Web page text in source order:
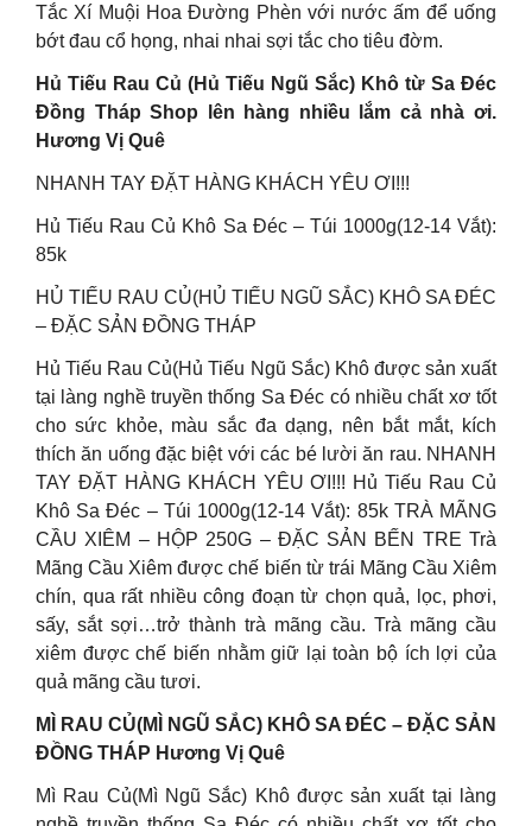
Tắc Xí Muội Hoa Đường Phèn với nước ấm để uống
bớt đau cổ họng, nhai nhai sợi tắc cho tiêu đờm.
Hủ Tiếu Rau Củ (Hủ Tiếu Ngũ Sắc) Khô từ Sa Đéc
Đồng Tháp Shop lên hàng nhiều lắm cả nhà ơi.
Hương Vị Quê
NHANH TAY ĐẶT HÀNG KHÁCH YÊU ƠI!!!
Hủ Tiếu Rau Củ Khô Sa Đéc – Túi 1000g(12-14 Vắt):
85k
HỦ TIẾU RAU CỦ(HỦ TIẾU NGŨ SẮC) KHÔ SA ĐÉC
– ĐẶC SẢN ĐỒNG THÁP
Hủ Tiếu Rau Củ(Hủ Tiếu Ngũ Sắc) Khô được sản xuất
tại làng nghề truyền thống Sa Đéc có nhiều chất xơ tốt
cho sức khỏe, màu sắc đa dạng, nên bắt mắt, kích
thích ăn uống đặc biệt với các bé lười ăn rau. NHANH
TAY ĐẶT HÀNG KHÁCH YÊU ƠI!!! Hủ Tiếu Rau Củ
Khô Sa Đéc – Túi 1000g(12-14 Vắt): 85k TRÀ MÃNG
CẦU XIÊM – HỘP 250G – ĐẶC SẢN BẾN TRE Trà
Mãng Cầu Xiêm được chế biến từ trái Mãng Cầu Xiêm
chín, qua rất nhiều công đoạn từ chọn quả, lọc, phơi,
sấy, sắt sợi…trở thành trà mãng cầu. Trà mãng cầu
xiêm được chế biến nhằm giữ lại toàn bộ ích lợi của
quả mãng cầu tươi.
MÌ RAU CỦ(MÌ NGŨ SẮC) KHÔ SA ĐÉC – ĐẶC SẢN
ĐỒNG THÁP Hương Vị Quê
Mì Rau Củ(Mì Ngũ Sắc) Khô được sản xuất tại làng